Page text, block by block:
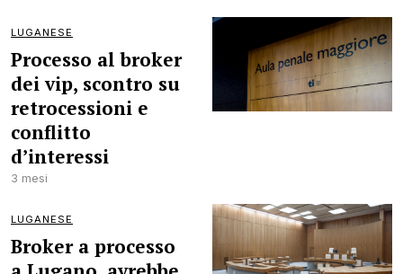
LUGANESE
Processo al broker
dei vip, scontro su
retrocessioni e
conflitto
d’interessi
3 mesi
LUGANESE
Broker a processo